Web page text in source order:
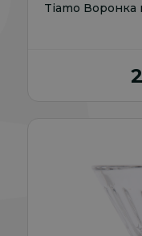
Tiamo Воронка